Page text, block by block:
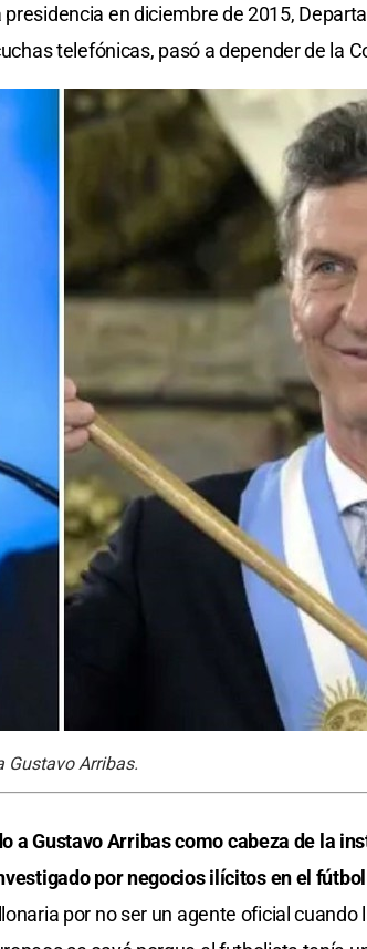
en diciembre de 2015,
telefónicas, pasó a depender de la
Gustavo Arribas.
a Gustavo Arribas como cabeza de la
por negocios ilícitos en el
por no ser un agente oficial cuando